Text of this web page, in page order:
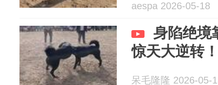
aespa 2026-05-18
身陷绝境
惊天大逆转
呆毛隆隆 2026-05-